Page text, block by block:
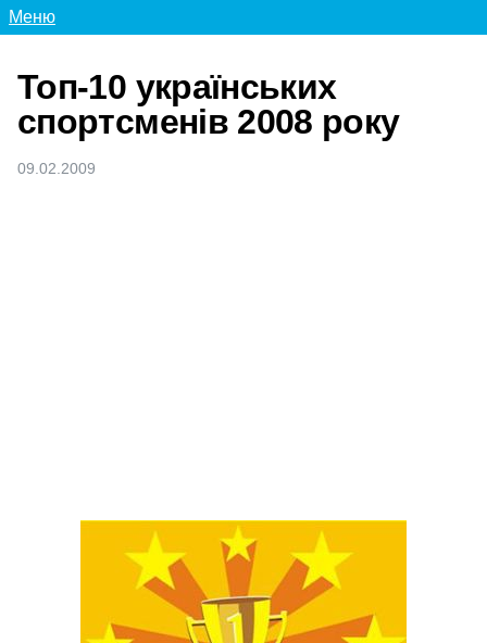
Меню
Топ-10 українських
спортсменів 2008 року
09.02.2009